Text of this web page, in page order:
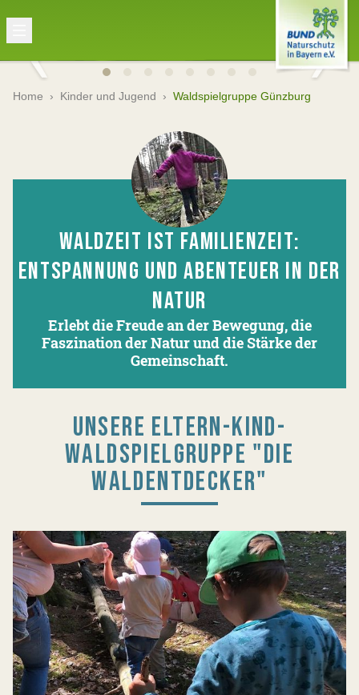
Home › Kinder und Jugend › Waldspielgruppe Günzburg
WALDZEIT IST FAMILIENZEIT:
ENTSPANNUNG UND ABENTEUER IN DER
NATUR
Erlebt die Freude an der Bewegung, die
Faszination der Natur und die Stärke der
Gemeinschaft.
UNSERE ELTERN-KIND-
WALDSPIELGRUPPE "DIE
WALDENTDECKER"